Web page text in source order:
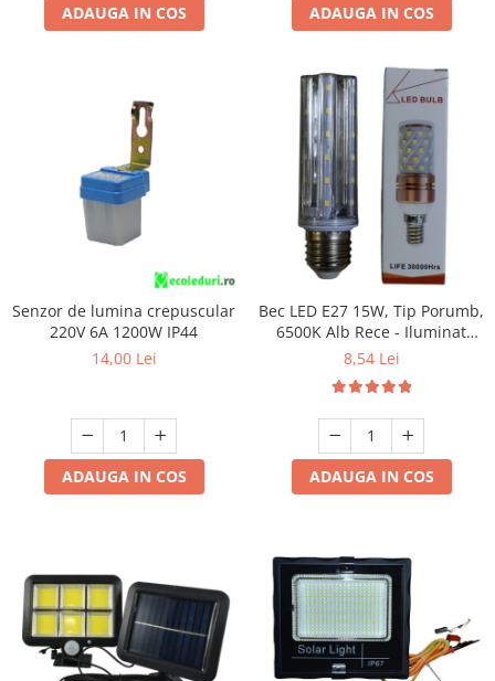
ADAUGA IN COS ADAUGA IN COS
Senzor de lumina crepuscular
220V 6A 1200W IP44
14,00 Lei
ADAUGA IN COS
Bec LED E27 15W, Tip Porumb,
6500K Alb Rece - Iluminat
Economic și Puternic
8,54 Lei
ADAUGA IN COS